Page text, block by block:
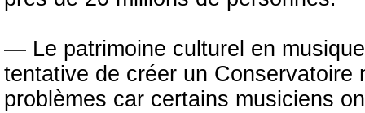
— Le patrimoine culturel en
tentative de créer un Conservatoire
problèmes car certains musiciens